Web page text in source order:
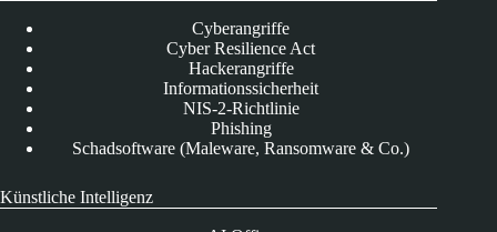
Cyberangriffe
Cyber Resilience Act
Hackerangriffe
Informationssicherheit
NIS-2-Richtlinie
Phishing
Schadsoftware (Maleware, Ransomware & Co.)
Künstliche Intelligenz